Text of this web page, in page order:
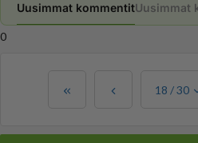
Uusimmat kommentitUusimmat
0
18 /30